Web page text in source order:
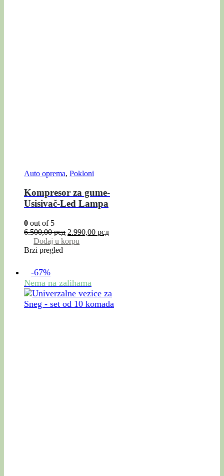
Auto oprema, Pokloni
Kompresor za gume-
Usisivač-Led Lampa
0 out of 5
6.500,00рсд 2.990,00 рсд
Dodaj u korpu
Brzi pregled
-67%
Nema na zalihama